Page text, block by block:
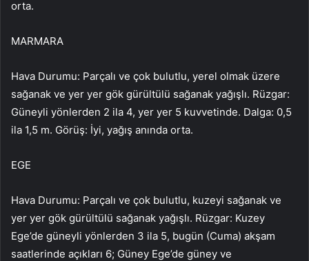
orta.
MARMARA
Hava Durumu: Parçalı ve çok bulutlu, yerel olmak üzere
sağanak ve yer yer gök gürültülü sağanak yağışlı. Rüzgar:
Güneyli yönlerden 2 ila 4, yer yer 5 kuvvetinde. Dalga: 0,5
ila 1,5 m. Görüş: İyi, yağış anında orta.
EGE
Hava Durumu: Parçalı ve çok bulutlu, kuzeyi sağanak ve
yer yer gök gürültülü sağanak yağışlı. Rüzgar: Kuzey
Ege’de güneyli yönlerden 3 ila 5, bugün (Cuma) akşam
saatlerinde açıkları 6; Güney Ege’de güney ve